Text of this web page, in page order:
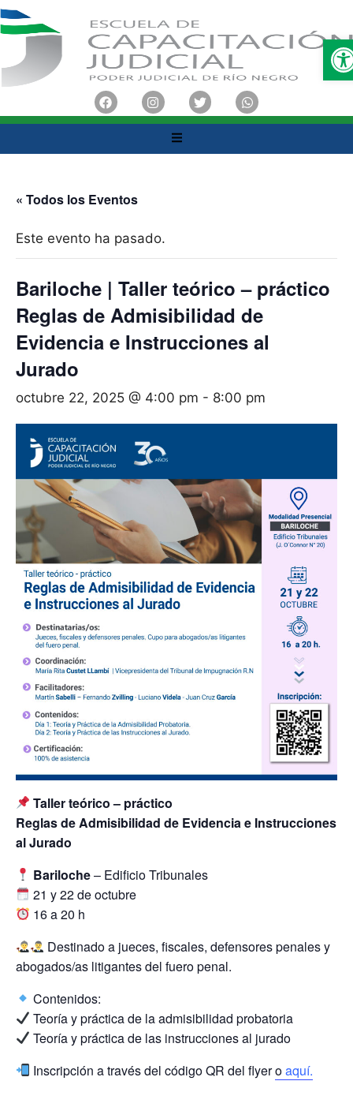
« Todos los Eventos
Este evento ha pasado.
Bariloche | Taller teórico – práctico
Reglas de Admisibilidad de
Evidencia e Instrucciones al
Jurado
octubre 22, 2025 @ 4:00 pm - 8:00 pm
Taller teórico – práctico
Reglas de Admisibilidad de Evidencia e Instrucciones
al Jurado
Bariloche– Edificio Tribunales
21 y 22 de octubre
16 a 20 h
Destinado a jueces, fiscales, defensores penales y
abogados/as litigantes del fuero penal.
Contenidos:
Teoría y práctica de la admisibilidad probatoria
Teoría y práctica de las instrucciones al jurado
Inscripción a través del código QR del flyeroaquí.